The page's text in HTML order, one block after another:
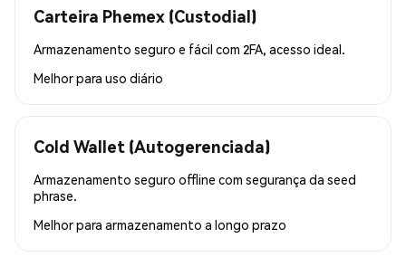
Carteira Phemex (Custodial)
Armazenamento seguro e fácil com 2FA, acesso ideal.
Melhor para uso diário
Cold Wallet (Autogerenciada)
Armazenamento seguro offline com segurança da seed
phrase.
Melhor para armazenamento a longo prazo